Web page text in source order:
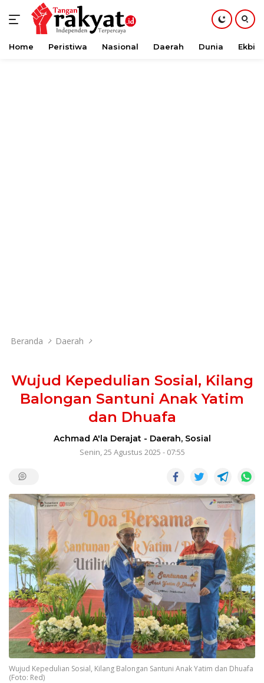
Langsung
Home Peristiwa Nasional Daerah Dunia Ekbis
Beranda Daerah
Wujud Kepedulian Sosial, Kilang
Balongan Santuni Anak Yatim
dan Dhuafa
Achmad A'la Derajat- Daerah, Sosial
Senin, 25 Agustus 2025 - 07:55
Wujud Kepedulian Sosial, Kilang Balongan Santuni Anak Yatim dan Dhuafa
(Foto: Red)